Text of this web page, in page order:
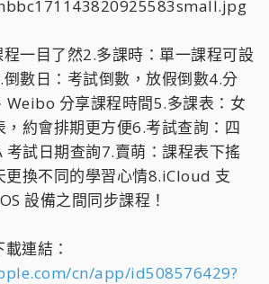
一目了然2.多課時：單一課程可設
數日：考試倒數，放假倒數4.分
分享課程時間5.多課表：女
，約會排期更方便6.考試查詢：四
考試日期查詢7.賣萌：課程表下搖
更換不同的學習心情8.iCloud 支
設備之間同步課程！
連結：
cn/app/id508576429?